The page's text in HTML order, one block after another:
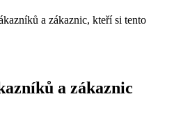
a zákaznic, kteří si tento
a zákaznic